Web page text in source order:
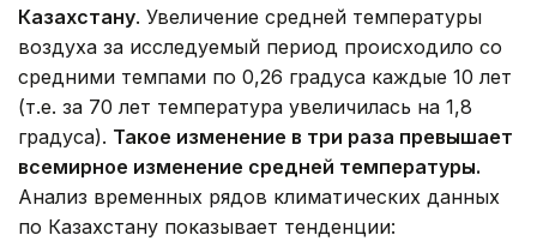
Казахстану. Увеличение средней температуры
воздуха за исследуемый период происходило со
средними темпами по 0,26 градуса каждые 10 лет
(т.е. за 70 лет температура увеличилась на 1,8
градуса). Такое изменение в три раза превышает
всемирное изменение средней температуры.
Анализ временных рядов климатических данных
по Казахстану показывает тенденции: